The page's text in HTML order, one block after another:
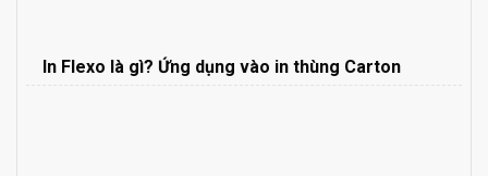
In Flexo là gì? Ứng dụng vào in thùng Carton